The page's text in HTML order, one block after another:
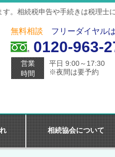
。相続税申告や手続きは税理士
無料相談 フリーダイヤル
0120-963-
営業
時間
平日 9:00～17:30
※夜間は要予約
相続協会について